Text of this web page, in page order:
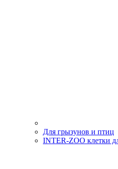
Для грызунов и птиц
INTER-ZOO клетки